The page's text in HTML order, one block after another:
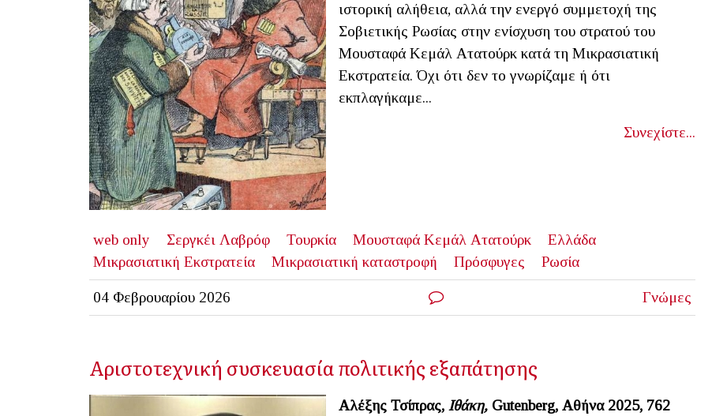
ιστορική αλήθεια, αλλά την ενεργό συμμετοχή της
Σοβιετικής Ρωσίας στην ενίσχυση του στρατού του
Μουσταφά Κεμάλ Ατατούρκ κατά τη Μικρασιατική
Εκστρατεία. Όχι ότι δεν το γνωρίζαμε ή ότι
εκπλαγήκαμε...
Συνεχίστε...
web only Σεργκέι Λαβρόφ Τουρκία Μουσταφά Κεμάλ Ατατούρκ
Ελλάδα
Μικρασιατική Εκστρατεία
Μικρασιατική καταστροφή Πρόσφυγες Ρωσία
04 Φεβρουαρίου 2026 Γνώμες
Αριστοτεχνική συσκευασία πολιτικής εξαπάτησης
Αλέξης Τσίπρας, Ιθάκη, Gutenberg, Αθήνα 2025, 762